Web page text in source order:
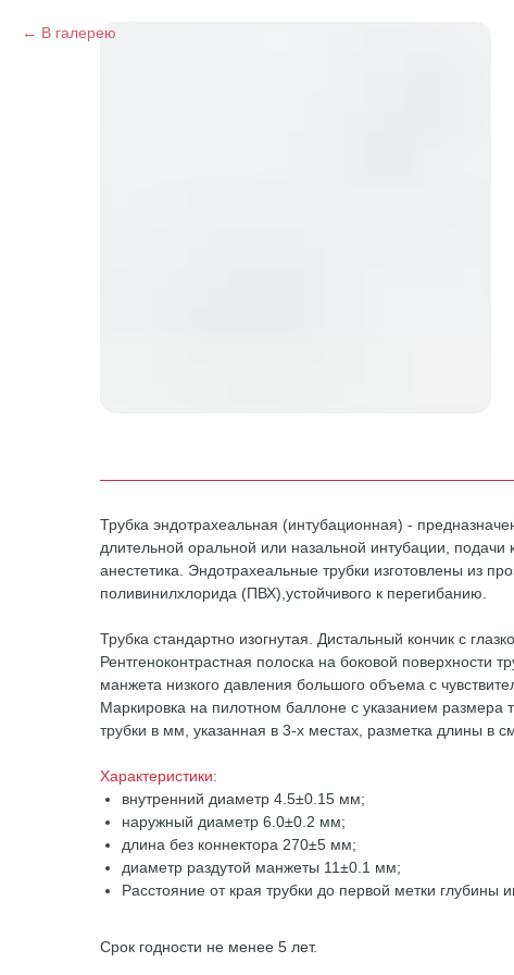
В галерею
Трубка эндотрахеальная (интубационная) -
длительной оральной или назальной интубации,
анестетика. Эндотрахеальные трубки изготовлены из
поливинилхлорида (ПВХ),устойчивого к перегибанию.
Трубка стандартно изогнутая. Дистальный кончик с
Рентгеноконтрастная полоска на боковой поверхности
манжета низкого давления большого объема с
Маркировка на пилотном баллоне с указанием размера
трубки в мм, указанная в 3-х местах, разметка длины в
Характеристики:
внутренний диаметр 4.5±0.15 мм;
наружный диаметр 6.0±0.2 мм;
длина без коннектора 270±5 мм;
диаметр раздутой манжеты 11±0.1 мм;
Расстояние от края трубки до первой метки
Срок годности не менее 5 лет.